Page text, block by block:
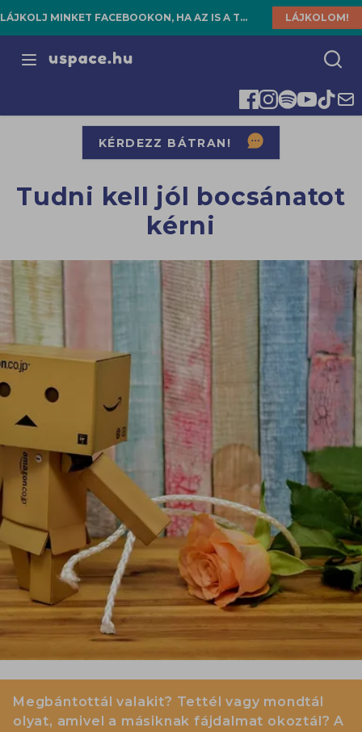
LÁJKOLJ MINKET FACEBOOKON, HA AZ IS A TE HELYED! LÁJKOLOM!
Open menu
KÉRDEZZ BÁTRAN!
Tudni kell jól bocsánatot
kérni
Megbántottál valakit? Tettél vagy mondtál
olyat, amivel a másiknak fájdalmat okoztál? A